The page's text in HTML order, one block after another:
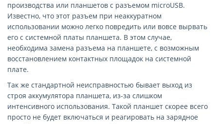
производства или планшетов с разъемом microUSB.
Известно, что этот разъем при неаккуратном
использовании можно легко повредить или вовсе вырвать
его с системной платы планшета. В этом случае,
необходима замена разъема на планшете, с возможным
восстановлением контактных площадок на системной
плате.
Так же стандартной неисправностью бывает выход из
строя аккумулятора планшета, из-за слишком
интенсивного использования. Такой планшет скорее всего
просто не будет включаться и реагировать на зарядное